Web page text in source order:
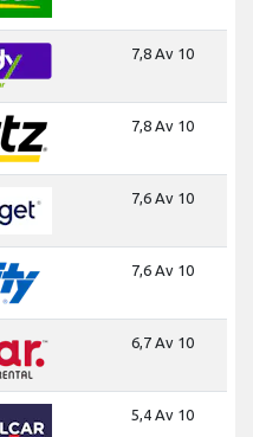
7,8 Av 10
7,8 Av 10
7,6 Av 10
7,6 Av 10
6,7 Av 10
5,4 Av 10